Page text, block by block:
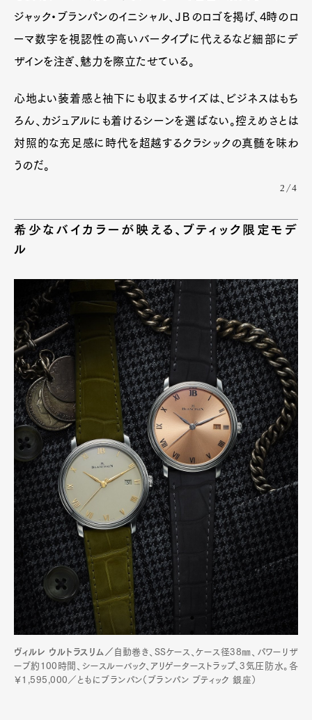
ジャック・ブランパンのイニシャル、ＪＢのロゴを掲げ、4時のロ
ーマ数字を視認性の高いバータイプに代えるなど細部にデ
ザインを注ぎ、魅力を際立たせている。
心地よい装着感と袖下にも収まるサイズは、ビジネスはもち
ろん、カジュアルにも着けるシーンを選ばない。控えめさとは
対照的な充足感に時代を超越するクラシックの真髄を味わ
うのだ。
2/4
希少なバイカラーが映える、ブティック限定モデ
ル
ヴィルレ ウルトラスリム／ 自動巻き、SSケース、ケース径38㎜、パワーリザ
ーブ約100時間、シースルーバック、アリゲーターストラップ、3気圧防水。各
￥1,595,000／ともにブランパン（ブランパン ブティック 銀座）